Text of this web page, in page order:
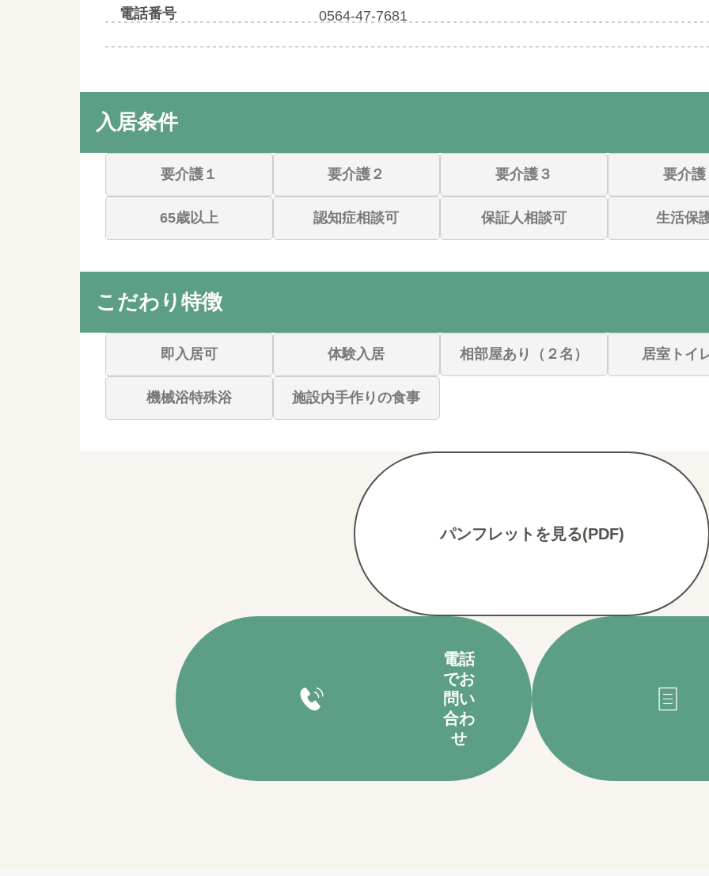
電話番号
0564-47-7681
入居条件
要介護１ 要介護２ 要介護３ 要介護
65歳以上 認知症相談可 保証人相談可 生活保
こだわり特徴
即入居可 体験入居 相部屋あり（２名） 居室トイ
機械浴特殊浴 施設内手作りの食事
パンフレットを見る(PDF)
電話
でお
問い
合わ
せ